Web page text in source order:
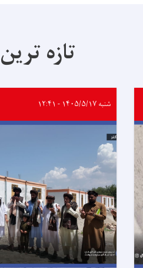
تازه
شنبه ۱۴۰۵/۵/۱۷ - ۱۲:۴۱